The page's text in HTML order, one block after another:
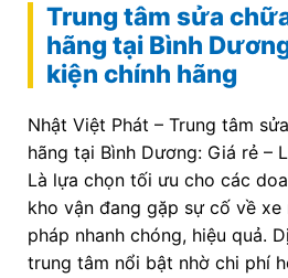
Trung tâm sửa
hãng tại Bình
kiện chính hãng
Nhật Việt Phát – Trung tâm
hãng tại Bình Dương: Giá rẻ –
Là lựa chọn tối ưu cho các
kho vận đang gặp sự cố về
pháp nhanh chóng, hiệu quả.
trung tâm nổi bật nhờ chi phí